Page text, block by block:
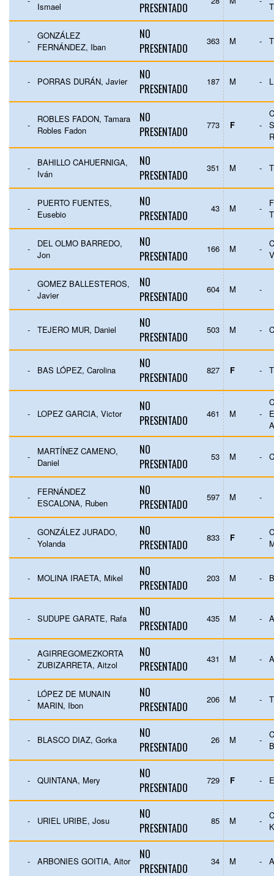
Ismael
PRESENTADO
-
GONZÁLEZ
FERNÁNDEZ, Iban
NO
PRESENTADO
363 M -
- PORRAS DURÁN, Javier
NO
PRESENTADO
187 M -
-
ROBLES FADON, Tamara
Robles Fadon
NO
PRESENTADO
773 F -
-
BAHILLO CAHUERNIGA,
Iván
NO
PRESENTADO
351 M -
-
PUERTO FUENTES,
Eusebio
NO
PRESENTADO
43 M -
-
DEL OLMO BARREDO,
Jon
NO
PRESENTADO
166 M -
-
GOMEZ BALLESTEROS,
Javier
NO
PRESENTADO
604 M -
- TEJERO MUR, Daniel
NO
PRESENTADO
503 M -
- BAS LÓPEZ, Carolina
NO
PRESENTADO
827 F -
- LOPEZ GARCIA, Victor
NO
PRESENTADO
461 M -
-
MARTÍNEZ CAMENO,
Daniel
NO
PRESENTADO
53 M -
-
FERNÁNDEZ
ESCALONA, Ruben
NO
PRESENTADO
597 M -
-
GONZÁLEZ JURADO,
Yolanda
NO
PRESENTADO
833 F -
- MOLINA IRAETA, Mikel
NO
PRESENTADO
203 M -
- SUDUPE GARATE, Rafa
NO
PRESENTADO
435 M -
-
AGIRREGOMEZKORTA
ZUBIZARRETA, Aitzol
NO
PRESENTADO
431 M -
-
LÓPEZ DE MUNAIN
MARIN, Ibon
NO
PRESENTADO
206 M -
- BLASCO DIAZ, Gorka
NO
PRESENTADO
26 M -
- QUINTANA, Mery
NO
PRESENTADO
729 F -
- URIEL URIBE, Josu
NO
PRESENTADO
85 M -
- ARBONIES GOITIA, Aitor
NO
PRESENTADO
34 M -